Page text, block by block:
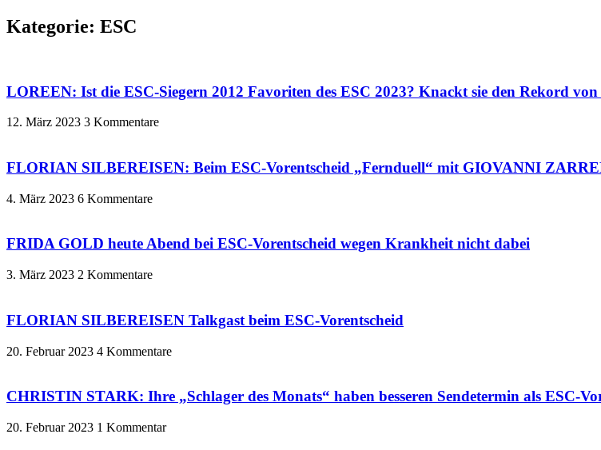
Kategorie: ESC
LOREEN: Ist die ESC-Siegern 2012 Favoriten des ESC 2023? Knackt sie den Rekord
12. März 2023 3 Kommentare
FLORIAN SILBEREISEN: Beim ESC-Vorentscheid „Fernduell“ mit GIOVANNI
4. März 2023 6 Kommentare
FRIDA GOLD heute Abend bei ESC-Vorentscheid wegen Krankheit nicht dabei
3. März 2023 2 Kommentare
FLORIAN SILBEREISEN Talkgast beim ESC-Vorentscheid
20. Februar 2023 4 Kommentare
CHRISTIN STARK: Ihre „Schlager des Monats“ haben besseren Sendetermin als ESC-
20. Februar 2023 1 Kommentar